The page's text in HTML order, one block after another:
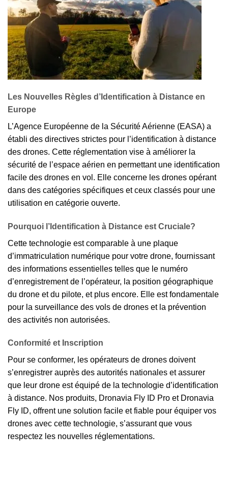
Les Nouvelles Règles d’Identification à Distance en
Europe
L’Agence Européenne de la Sécurité Aérienne (EASA) a
établi des directives strictes pour l’identification à distance
des drones. Cette réglementation vise à améliorer la
sécurité de l’espace aérien en permettant une identification
facile des drones en vol. Elle concerne les drones opérant
dans des catégories spécifiques et ceux classés pour une
utilisation en catégorie ouverte.
Pourquoi l’Identification à Distance est Cruciale?
Cette technologie est comparable à une plaque
d’immatriculation numérique pour votre drone, fournissant
des informations essentielles telles que le numéro
d’enregistrement de l’opérateur, la position géographique
du drone et du pilote, et plus encore. Elle est fondamentale
pour la surveillance des vols de drones et la prévention
des activités non autorisées.
Conformité et Inscription
Pour se conformer, les opérateurs de drones doivent
s’enregistrer auprès des autorités nationales et assurer
que leur drone est équipé de la technologie d’identification
à distance. Nos produits, Dronavia Fly ID Pro et Dronavia
Fly ID, offrent une solution facile et fiable pour équiper vos
drones avec cette technologie, s’assurant que vous
respectez les nouvelles réglementations.